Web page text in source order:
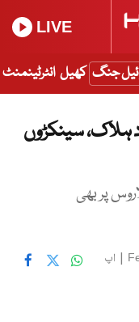
LIVE
جنگ کھیل انٹرٹینمنٹ
پر حملہ، 137 افراد ہلاک، سینکڑوں
پر بھی
| اپ